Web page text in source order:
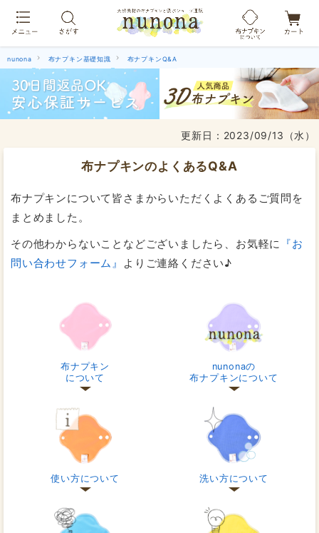
nunona 布ナプキン基礎知識 布ナプキンQ&A
更新日： 2023/09/13（水）
布ナプキンのよくあるQ&A
布ナプキンについて皆さまからいただくよくあるご質問を
まとめました。
その他わからないことなどございましたら、お気軽に
『お
問い合わせフォーム』
よりご連絡ください♪
布ナプキン
について
nunonaの
布ナプキンについて
使い方について 洗い方について